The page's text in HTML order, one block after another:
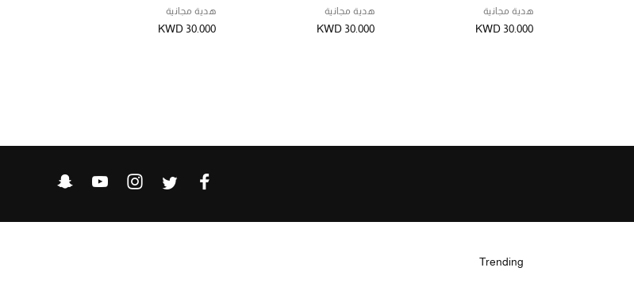
هدية مجانية
KWD 30.000
هدية مجانية
KWD 30.000
هدية مجانية
KWD 30.000
Trending